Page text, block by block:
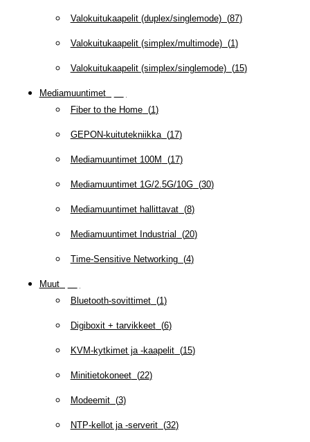
Valokuitukaapelit (duplex/singlemode)(87)
Valokuitukaapelit (simplex/multimode)(1)
Valokuitukaapelit (simplex/singlemode)(15)
Mediamuuntimet(
Fiber to the Home(1)
GEPON-kuitutekniikka(17)
Mediamuuntimet 100M (17)
Mediamuuntimet 1G/2.5G/10G(30)
Mediamuuntimet hallittavat(8)
Mediamuuntimet Industrial (20)
Time-Sensitive Networking(4)
Muut(
Bluetooth-sovittimet(1)
Digiboxit + tarvikkeet(6)
KVM-kytkimet ja -kaapelit(15)
Minitietokoneet(22)
Modeemit(3)
NTP-kellot ja -serverit(32)